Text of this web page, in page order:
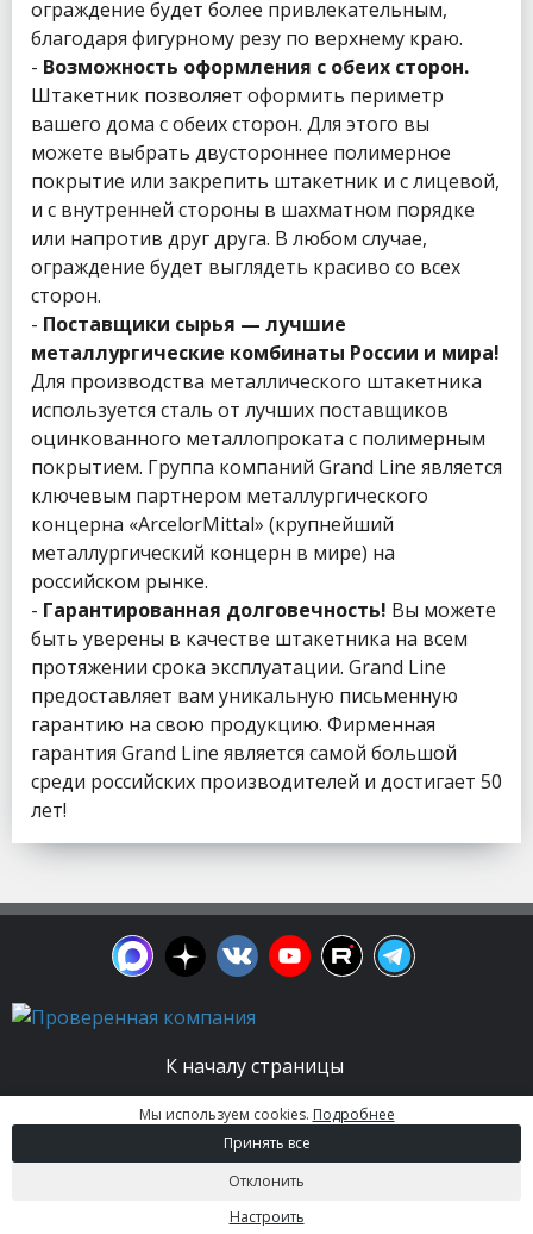
ограждение будет более привлекательным,
благодаря фигурному резу по верхнему краю.
- Возможность оформления с обеих сторон.
Штакетник позволяет оформить периметр
вашего дома с обеих сторон. Для этого вы
можете выбрать двустороннее полимерное
покрытие или закрепить штакетник и с лицевой,
и с внутренней стороны в шахматном порядке
или напротив друг друга. В любом случае,
ограждение будет выглядеть красиво со всех
сторон.
- Поставщики сырья — лучшие
металлургические комбинаты России и мира!
Для производства металлического штакетника
используется сталь от лучших поставщиков
оцинкованного металлопроката с полимерным
покрытием. Группа компаний Grand Line является
ключевым партнером металлургического
концерна «ArcelorMittal» (крупнейший
металлургический концерн в мире) на
российском рынке.
- Гарантированная долговечность! Вы можете
быть уверены в качестве штакетника на всем
протяжении срока эксплуатации. Grand Line
предоставляет вам уникальную письменную
гарантию на свою продукцию. Фирменная
гарантия Grand Line является самой большой
среди российских производителей и достигает 50
лет!
К началу страницы
© 2003 - 2026. Апельсин group | Группа
строительных компаний Все права защищены.
Вся информация на этом сайте носит
информационный характер и не является
публичной офертой, определяемой положениями
Мы используем cookies. Подробнее
Принять все
Отклонить
Настроить